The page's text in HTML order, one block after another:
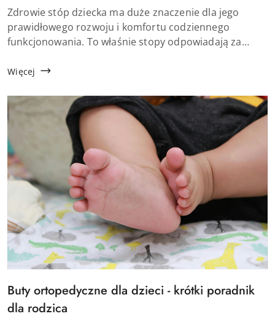
Treść
artykułu:
Zdrowie stóp dziecka ma duże znaczenie dla jego
prawidłowego rozwoju i komfortu codziennego
funkcjonowania. To właśnie stopy odpowiadają za
właściwej postawy. Niestety wiele drobnych problem...
Więcej
Tytuł
artykułu:
Buty ortopedyczne dla dzieci - krótki poradnik
dla rodzica